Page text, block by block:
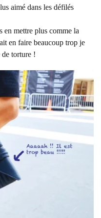
aimé dans les défilés
en mettre plus comme la
en faire beaucoup trop je
torture !